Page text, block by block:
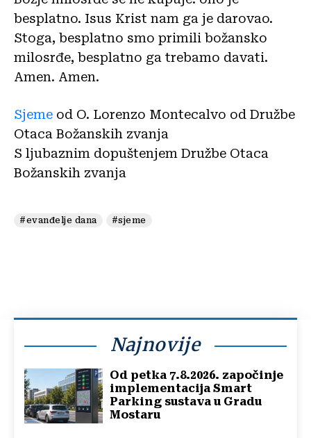
besplatno. Isus Krist nam ga je darovao.
Stoga, besplatno smo primili božansko
milosrđe, besplatno ga trebamo davati.
Amen. Amen.
Sjeme od O. Lorenzo Montecalvo od Družbe
Otaca Božanskih zvanja
S ljubaznim dopuštenjem Družbe Otaca
Božanskih zvanja
#evanđelje dana #sjeme
Najnovije
Od petka 7.8.2026. započinje
implementacija Smart
Parking sustava u Gradu
Mostaru